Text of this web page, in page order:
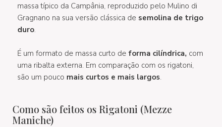
massa típico da Campânia, reproduzido pelo Mulino di
Gragnano na sua versão clássica de semolina de trigo
duro.
É um formato de massa curto de forma cilíndrica, com
uma ribalta externa. Em comparação com os rigatoni,
são um pouco mais curtos e mais largos.
Como são feitos os Rigatoni (Mezze
Maniche)